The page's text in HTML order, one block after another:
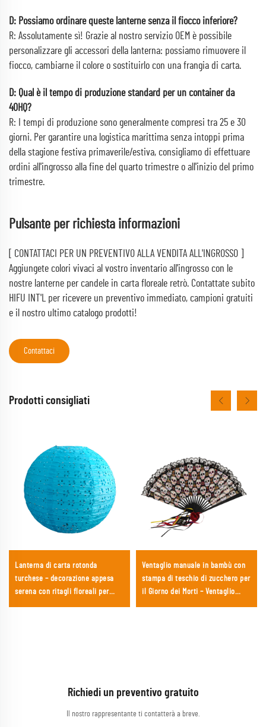
D: Possiamo ordinare queste lanterne senza il fiocco inferiore?
R: Assolutamente sì! Grazie al nostro servizio OEM è possibile
personalizzare gli accessori della lanterna: possiamo rimuovere il
fiocco, cambiarne il colore o sostituirlo con una frangia di carta.
D: Qual è il tempo di produzione standard per un container da
40HQ?
R: I tempi di produzione sono generalmente compresi tra 25 e 30
giorni. Per garantire una logistica marittima senza intoppi prima
della stagione festiva primaverile/estiva, consigliamo di effettuare
ordini all'ingrosso alla fine del quarto trimestre o all'inizio del primo
trimestre.
Pulsante per richiesta informazioni
[ CONTATTACI PER UN PREVENTIVO ALLA VENDITA ALL'INGROSSO ]
Aggiungete colori vivaci al vostro inventario all'ingrosso con le
nostre lanterne per candele in carta floreale retrò. Contattate subito
HIFU INT'L per ricevere un preventivo immediato, campioni gratuiti
e il nostro ultimo catalogo prodotti!
Contattaci
Prodotti consigliati
Lanterna di carta rotonda
turchese – decorazione appesa
serena con ritagli floreali per
Ventaglio manuale in bambù con
stampa di teschio di zucchero per
il Giorno dei Morti – Ventaglio
Richiedi un preventivo gratuito
Il nostro rappresentante ti contatterà a breve.